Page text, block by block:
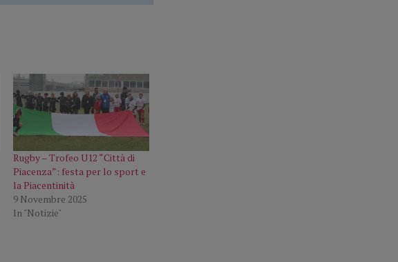
Rugby – Trofeo U12 “Città di
Piacenza”: festa per lo sport e
la Piacentinità
9 Novembre 2025
In "Notizie"